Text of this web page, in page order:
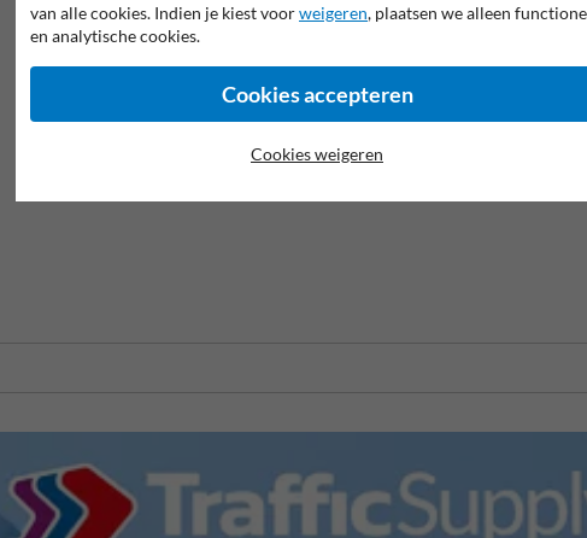
van alle cookies. Indien je kiest voorweigeren, plaatsen we alleen
en analytische cookies.
Cookies accepteren
Cookies weigeren